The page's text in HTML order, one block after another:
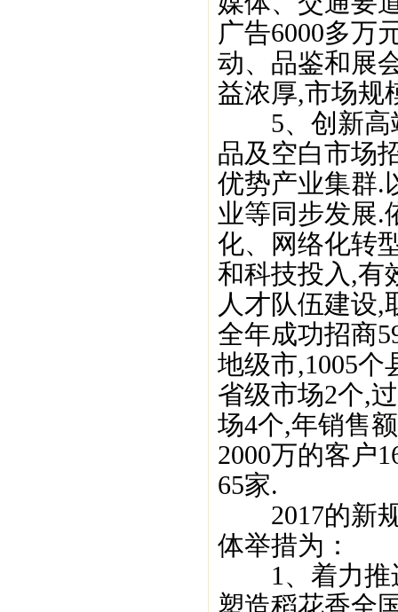
广告6000多万
动、品鉴和展
益浓厚,市场规
5、创新高
品及空白市场
优势产业集群.
业等同步发展.
化、网络化转
和科技投入,有
人才队伍建设,
全年成功招商
地级市,1005
省级市场2个,
场4个,年销售
2000万的客户
65家.
2017的新规
体举措为：
1、着力推进
塑造稻花香全